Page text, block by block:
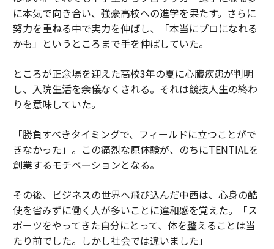
に本気で向き合い、強豪高校への進学を果たす。さらに
努力を重ねる中で実力を伸ばし、「本当にプロになれる
かも」というところまで手を伸ばしていた。
ところが正念場を迎えた高校3年の夏に心臓疾患が判明
し、入院生活を余儀なくされる。それは競技人生の終わ
りを意味していた。
「勝負すべきタイミングで、フィールドに立つことがで
きなかった」。この痛烈な原体験が、のちにTENTIALを
創業するモチベーションとなる。
その後、ビジネスの世界へ飛び込んだ中西は、心身の酷
使を省みずに働く人が多いことに違和感を覚えた。「ス
ポーツをやってきた自分にとって、体を整えることは当
たり前でした。しかし社会では違いました」